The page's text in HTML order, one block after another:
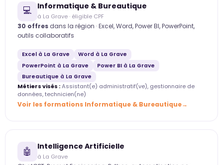
💻 Informatique & Bureautique
à La Grave · éligible CPF
30 offres dans la région · Excel, Word, Power BI, PowerPoint,
outils collaboratifs
Excel à La Grave
Word à La Grave
PowerPoint à La Grave
Power BI à La Grave
Bureautique à La Grave
Métiers visés :Assistant(e) administratif(ve), gestionnaire de
données, technicien(ne)
Voir les formations Informatique & Bureautique
🤖 Intelligence Artificielle
à La Grave